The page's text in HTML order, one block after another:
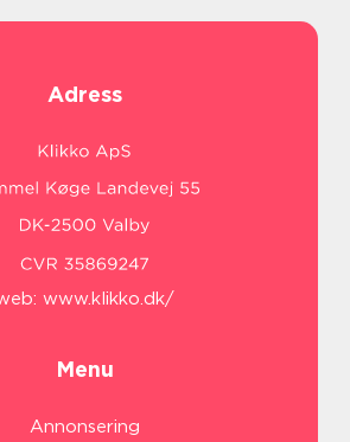
Adress
www.klikko.dk/
Menu
Annonsering